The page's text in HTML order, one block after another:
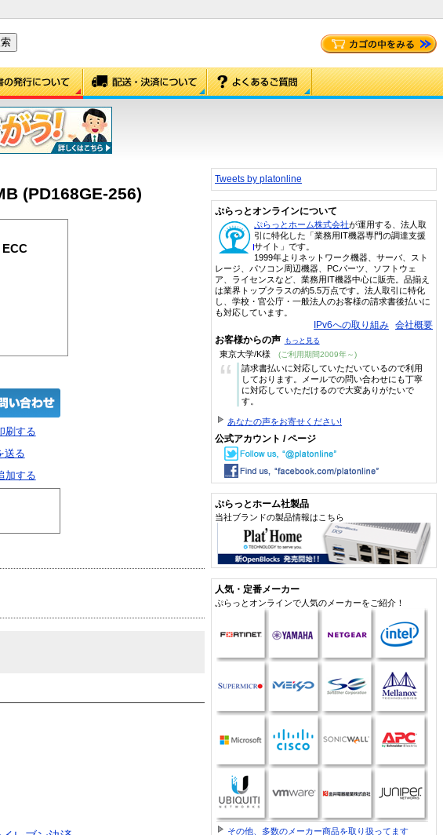
(PD168GE-256)
ECC
刷する
送る
加する
Tweets by platonline
ぷらっとオンラインについて
ぷらっとホーム株式会社が運用する、法人取
引に特化した「業務用IT機器専門の調達支援
サイト」です。
1999年よりネットワーク機器、サーバ、スト
レージ、パソコン周辺機器、PCパーツ、ソフトウェ
ア、ライセンスなど、業務用IT機器中心に販売。品揃え
は業界トップクラスの約5.5万点です。法人取引に特化
し、学校・官公庁・一般法人のお客様の請求書後払いに
も対応しています。
IPv6への取り組み 会社概要
お客様からの声 もっと見る
東京大学/K様 (ご利用期間2009年～)
“
請求書払いに対応していただいているので利用
しております。メールでの問い合わせにも丁寧
に対応していただけるので大変ありがたいで
す。
あなたの声をお寄せください!
公式アカウント / ページ
ぷらっとホーム社製品
当社ブランドの製品情報はこちら
人気・定番メーカー
ぷらっとオンラインで人気のメーカーをご紹介！
その他、多数のメーカー商品を取り扱ってます